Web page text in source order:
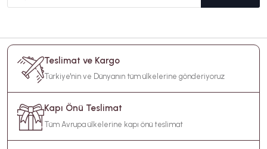
Teslimat ve Kargo
Türkiye'nin ve Dünyanın tüm ülkelerine gönderiyoruz
Kapı Önü Teslimat
Tüm Avrupa ülkelerine kapı önü teslimat